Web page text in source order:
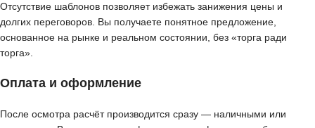
Отсутствие шаблонов позволяет избежать занижения цены и
долгих переговоров. Вы получаете понятное предложение,
основанное на рынке и реальном состоянии, без «торга ради
торга».
Оплата и оформление
После осмотра расчёт производится сразу — наличными или